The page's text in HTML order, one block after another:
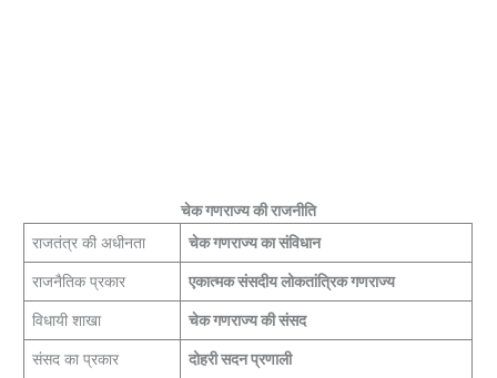
चेक गणराज्य की राजनीति
राजतंत्र की अधीनता
चेक गणराज्य का संविधान
राजनैतिक प्रकार एकात्मक संसदीय लोकतांत्रिक गणराज्य
विधायी शाखा चेक गणराज्य की संसद
संसद का प्रकार दोहरी सदन प्रणाली